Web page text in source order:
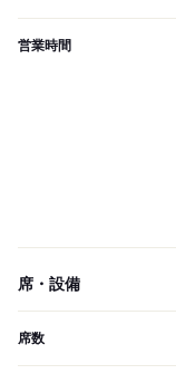
営業時間
席・設備
席数